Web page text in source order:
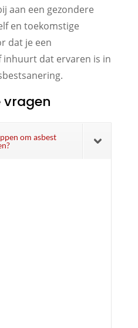
aan een gezondere
en toekomstige
dat je een
inhuurt dat ervaren is in
vragen
om asbest